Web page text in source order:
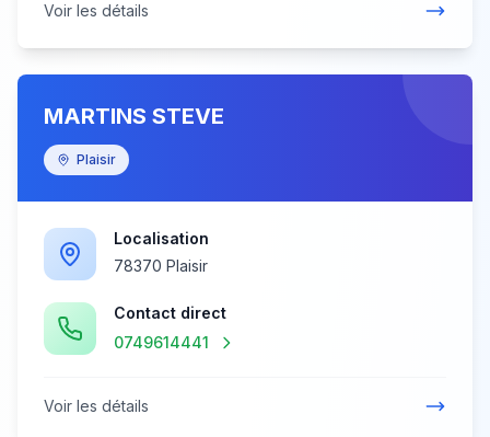
Voir les détails
MARTINS STEVE
Plaisir
Localisation
78370 Plaisir
Contact direct
0749614441
Voir les détails